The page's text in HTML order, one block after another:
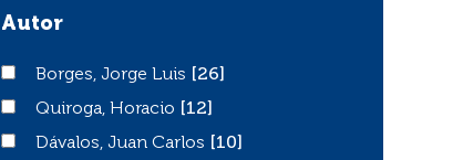
Autor
Borges, Jorge Luis
Borges, Jorge Luis
[26]
Quiroga, Horacio
Quiroga, Horacio
[12]
Dávalos, Juan Carlos
Dávalos, Juan Carlos
[10]